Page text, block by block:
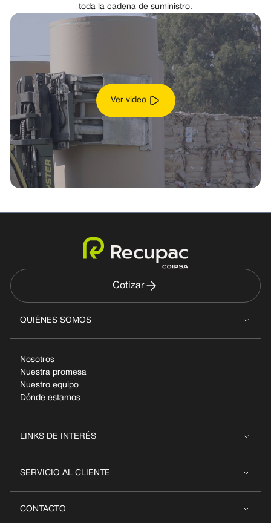
toda la cadena de suministro.
Ver video
Cotizar
QUIÉNES SOMOS
Nosotros
Nuestra promesa
Nuestro equipo
Dónde estamos
LINKS DE INTERÉS
SERVICIO AL CLIENTE
CONTACTO